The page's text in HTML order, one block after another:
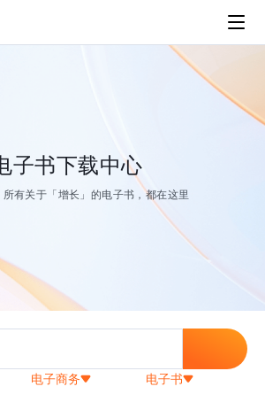
子书下载中心
有关于「增长」的电子书，都在这里
电子商务 电子书